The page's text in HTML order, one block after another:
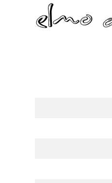
Skip to main content